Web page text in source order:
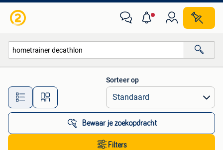
Alle afstanden…
Sorteer op
Bewaar je zoekopdracht
Filters